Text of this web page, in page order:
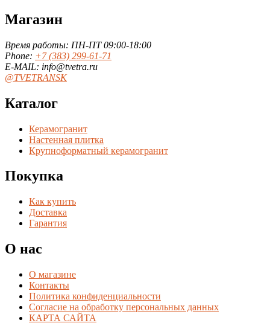
Магазин
Время работы: ПН-ПТ 09:00-18:00
Phone: +7 (383) 299-61-71
E-MAIL: info@tvetra.ru
@TVETRANSK
Каталог
Керамогранит
Настенная плитка
Крупноформатный керамогранит
Покупка
Как купить
Доставка
Гарантия
О нас
О магазине
Контакты
Политика конфиденциальности
Согласие на обработку персональных данных
КАРТА САЙТА